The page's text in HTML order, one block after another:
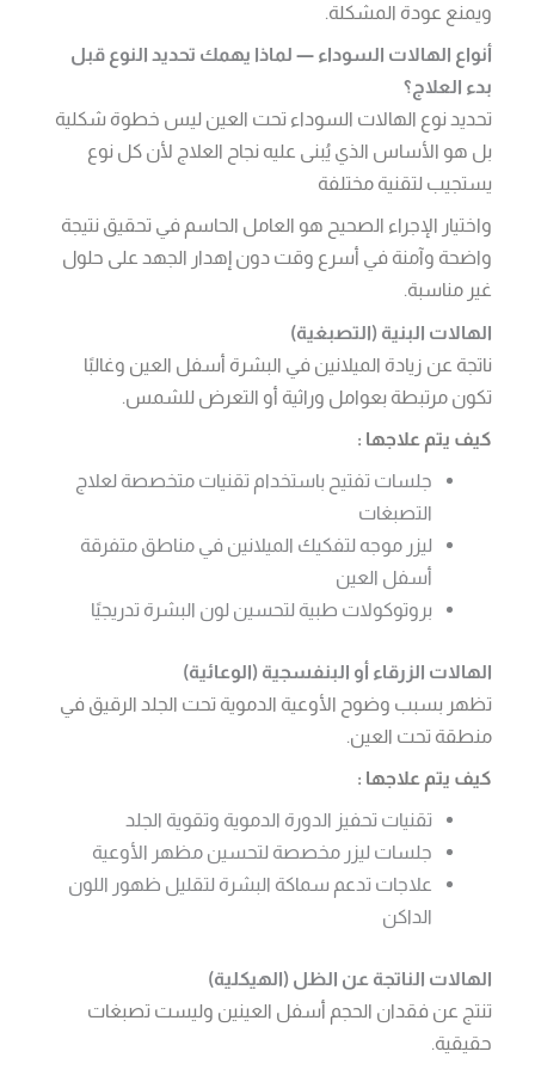
ويمنع عودة المشكلة.
أنواع الهالات السوداء — لماذا يهمك تحديد النوع قبل
بدء العلاج؟
تحديد نوع الهالات السوداء تحت العين ليس خطوة شكلية
بل هو الأساس الذي يُبنى عليه نجاح العلاج لأن كل نوع
يستجيب لتقنية مختلفة
واختيار الإجراء الصحيح هو العامل الحاسم في تحقيق نتيجة
واضحة وآمنة في أسرع وقت دون إهدار الجهد على حلول
غير مناسبة.
الهالات البنية (التصبغية)
ناتجة عن زيادة الميلانين في البشرة أسفل العين وغالبًا
تكون مرتبطة بعوامل وراثية أو التعرض للشمس.
كيف يتم علاجها :
جلسات تفتيح باستخدام تقنيات متخصصة لعلاج
التصبغات
ليزر موجه لتفكيك الميلانين في مناطق متفرقة
أسفل العين
بروتوكولات طبية لتحسين لون البشرة تدريجيًا
الهالات الزرقاء أو البنفسجية (الوعائية)
تظهر بسبب وضوح الأوعية الدموية تحت الجلد الرقيق في
منطقة تحت العين.
كيف يتم علاجها :
تقنيات تحفيز الدورة الدموية وتقوية الجلد
جلسات ليزر مخصصة لتحسين مظهر الأوعية
علاجات تدعم سماكة البشرة لتقليل ظهور اللون
الداكن
الهالات الناتجة عن الظل (الهيكلية)
تنتج عن فقدان الحجم أسفل العينين وليست تصبغات
حقيقية.